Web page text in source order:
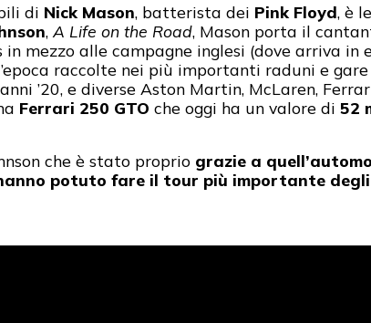
di Nick Mason, batterista dei Pink Floyd, è
, A Life on the Road, Mason porta il
mezzo alle campagne inglesi (dove arriva
raccolte nei più importanti raduni e
’20, e diverse Aston Martin, McLaren,
Ferrari 250 GTO che oggi ha un valore di 52
che è stato proprio grazie a
potuto fare il tour più importante degli